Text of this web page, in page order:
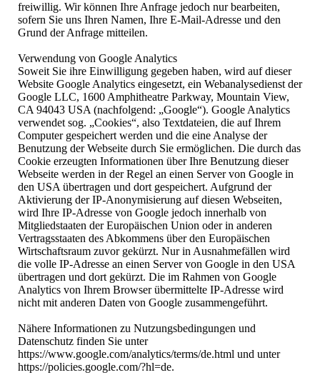
freiwillig. Wir können Ihre Anfrage jedoch nur bearbeiten,
sofern Sie uns Ihren Namen, Ihre E-Mail-Adresse und den
Grund der Anfrage mitteilen.
Verwendung von Google Analytics
Soweit Sie ihre Einwilligung gegeben haben, wird auf dieser
Website Google Analytics eingesetzt, ein Webanalysedienst der
Google LLC, 1600 Amphitheatre Parkway, Mountain View,
CA 94043 USA (nachfolgend: „Google“). Google Analytics
verwendet sog. „Cookies“, also Textdateien, die auf Ihrem
Computer gespeichert werden und die eine Analyse der
Benutzung der Webseite durch Sie ermöglichen. Die durch das
Cookie erzeugten Informationen über Ihre Benutzung dieser
Webseite werden in der Regel an einen Server von Google in
den USA übertragen und dort gespeichert. Aufgrund der
Aktivierung der IP-Anonymisierung auf diesen Webseiten,
wird Ihre IP-Adresse von Google jedoch innerhalb von
Mitgliedstaaten der Europäischen Union oder in anderen
Vertragsstaaten des Abkommens über den Europäischen
Wirtschaftsraum zuvor gekürzt. Nur in Ausnahmefällen wird
die volle IP-Adresse an einen Server von Google in den USA
übertragen und dort gekürzt. Die im Rahmen von Google
Analytics von Ihrem Browser übermittelte IP-Adresse wird
nicht mit anderen Daten von Google zusammengeführt.
Nähere Informationen zu Nutzungsbedingungen und
Datenschutz finden Sie unter
https://www.google.com/analytics/terms/de.html und unter
https://policies.google.com/?hl=de.